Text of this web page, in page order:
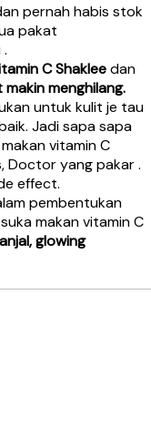
pernah habis stok
pakat
C Shakleedan
menghilang.
untuk kulit je tau
Jadi sapa sapa
vitamin C
Doctor yang pakar .
effect.
pembentukan
makan vitamin C
glowing